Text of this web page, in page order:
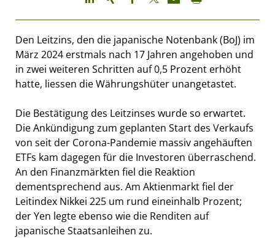
Den Leitzins, den die japanische Notenbank (BoJ) im
März 2024 erstmals nach 17 Jahren angehoben und
in zwei weiteren Schritten auf 0,5 Prozent erhöht
hatte, liessen die Währungshüter unangetastet.
Die Bestätigung des Leitzinses wurde so erwartet.
Die Ankündigung zum geplanten Start des Verkaufs
von seit der Corona-Pandemie massiv angehäuften
ETFs kam dagegen für die Investoren überraschend.
An den Finanzmärkten fiel die Reaktion
dementsprechend aus. Am Aktienmarkt fiel der
Leitindex Nikkei 225 um rund eineinhalb Prozent;
der Yen legte ebenso wie die Renditen auf
japanische Staatsanleihen zu.